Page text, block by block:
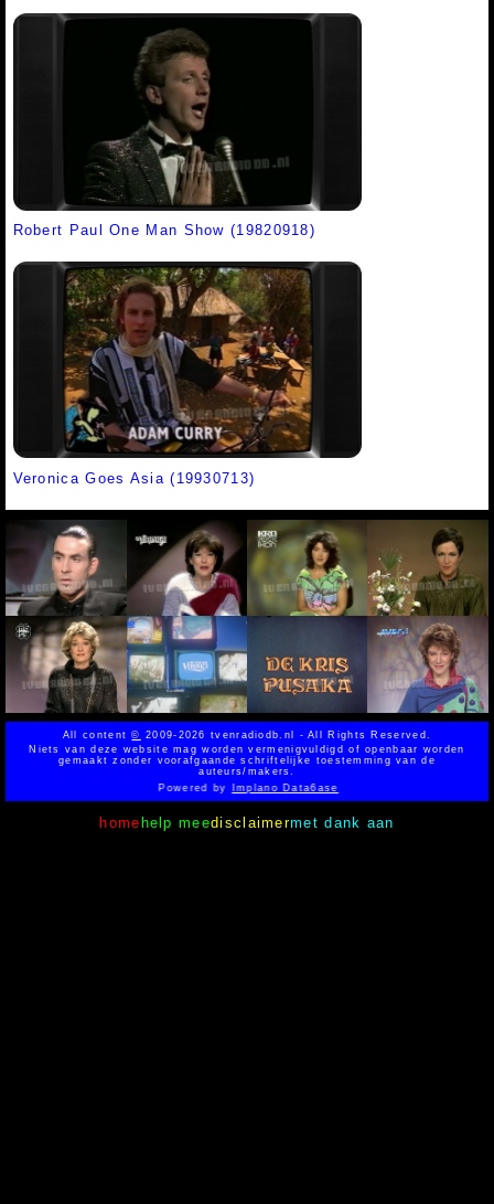
Robert Paul One Man Show (19820918)
Veronica Goes Asia (19930713)
All content© 2009-2026 tvenradiodb.nl - All Rights Reserved.
Niets van deze website mag worden vermenigvuldigd of openbaar worden
gemaakt zonder voorafgaande schriftelijke toestemming van de
auteurs/makers.
Powered by Implano Data6ase
home help meedisclaimermet dank aan